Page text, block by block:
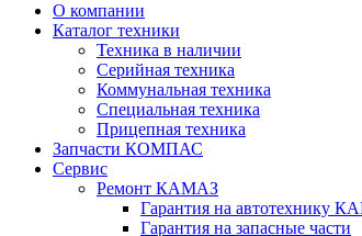
О компании
Каталог техники
Техника в наличии
Серийная техника
Коммунальная техника
Специальная техника
Прицепная техника
Запчасти КОМПАС
Сервис
Ремонт КАМАЗ
Гарантия на автотехнику
Гарантия на запасные части